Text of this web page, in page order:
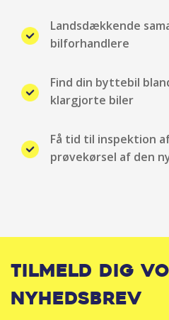
Højdejusterbart førersæde
Justerbar lændestøtte
Justerbart rat
Multifunktionsrat
Landsdækkende
bilforhandlere
Find din byttebil
klargjorte biler
Få tid til inspektion
prøvekørsel af den
Tilmeld dig
nyhedsbrev